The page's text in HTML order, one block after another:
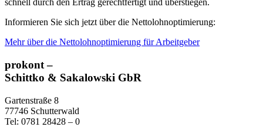
schnell durch den Ertrag gerechtfertigt und überstiegen.
Informieren Sie sich jetzt über die Nettolohnoptimierung:
Mehr über die Nettolohnoptimierung für Arbeitgeber
prokont –
Schittko & Sakalowski GbR
Gartenstraße 8
77746 Schutterwald
Tel: 0781 28428 – 0